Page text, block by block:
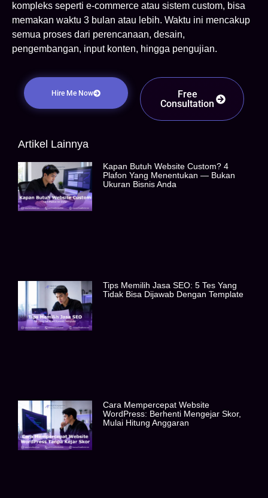
kompleks seperti e-commerce atau sistem custom, bisa
memakan waktu 3 bulan atau lebih. Waktu ini mencakup
semua proses dari perencanaan, desain,
pengembangan, input konten, hingga pengujian.
Hire Me Now
Free
Consultation
Artikel Lainnya
Kapan Butuh Website Custom? 4
Plafon Yang Menentukan — Bukan
Ukuran Bisnis Anda
Tips Memilih Jasa SEO: 5 Tes Yang
Tidak Bisa Dijawab Dengan Template
Cara Mempercepat Website
WordPress: Berhenti Mengejar Skor,
Mulai Hitung Anggaran